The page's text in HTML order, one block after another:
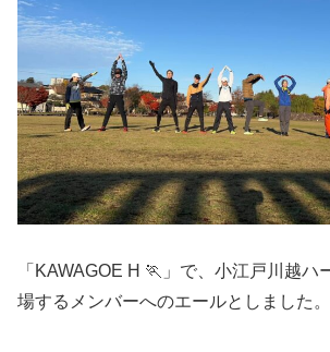
「KAWAGOE H 🏃」で、小江戸川越ハ
場するメンバーへのエールとしました。